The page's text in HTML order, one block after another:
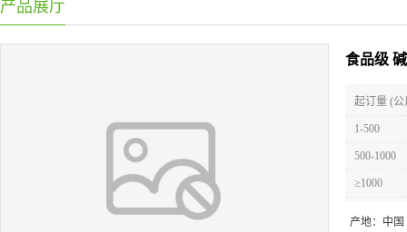
产品展厅
食品级
起订量 (公
1-500
500-1000
≥1000
产地： 中国